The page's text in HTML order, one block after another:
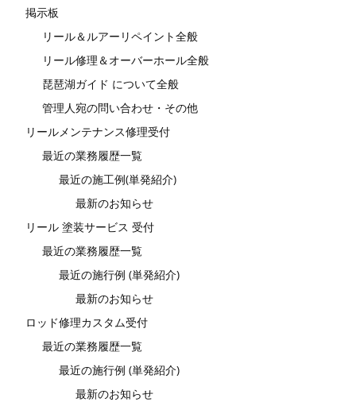
掲示板
リール＆ルアーリペイント全般
リール修理＆オーバーホール全般
琵琶湖ガイド について全般
管理人宛の問い合わせ・その他
リールメンテナンス修理受付
最近の業務履歴一覧
最近の施工例(単発紹介)
最新のお知らせ
リール 塗装サービス 受付
最近の業務履歴一覧
最近の施行例 (単発紹介)
最新のお知らせ
ロッド修理カスタム受付
最近の業務履歴一覧
最近の施行例 (単発紹介)
最新のお知らせ